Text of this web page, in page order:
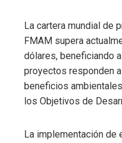
La cartera mundial de
FMAM supera
dólares, beneficiando
proyectos responden
beneficios
los Objetivos de
La implementación